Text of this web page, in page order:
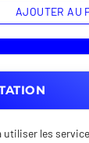
AJOUTER AU
utiliser les